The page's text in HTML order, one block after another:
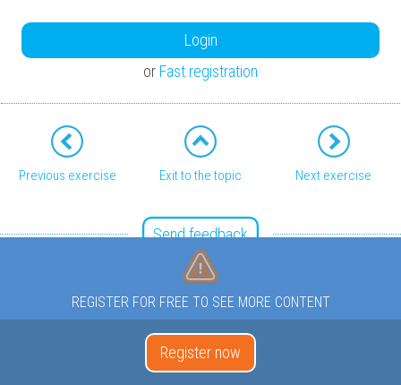
Login
or Fast registration
Previous exercise Exit to the topic Next exercise
Send feedback
REGISTER FOR FREE TO SEE MORE CONTENT
Register now